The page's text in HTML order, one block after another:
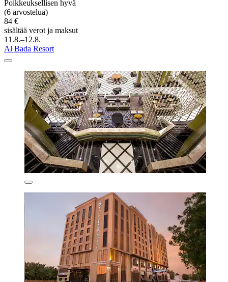
Poikkeuksellisen hyvä
(6 arvostelua)
84 €
sisältää verot ja maksut
11.8.–12.8.
Al Bada Resort